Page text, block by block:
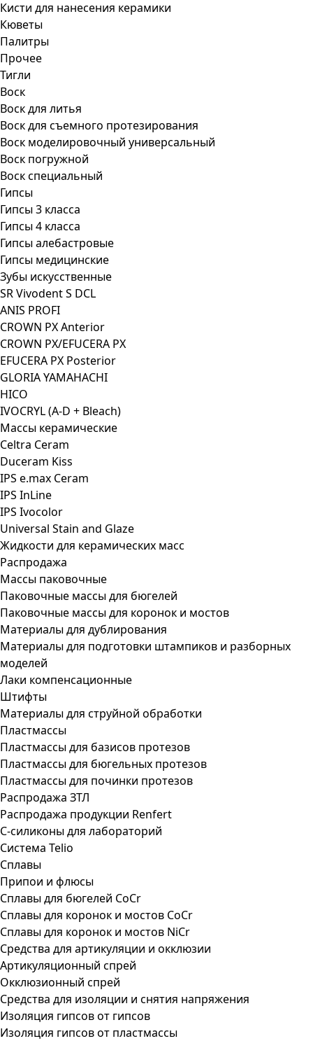
Кисти для нанесения керамики
Кюветы
Палитры
Прочее
Тигли
Воск
Воск для литья
Воск для съемного протезирования
Воск моделировочный универсальный
Воск погружной
Воск специальный
Гипсы
Гипсы 3 класса
Гипсы 4 класса
Гипсы алебастровые
Гипсы медицинские
Зубы искусственные
SR Vivodent S DCL
ANIS PROFI
CROWN PX Anterior
CROWN PX/EFUCERA PX
EFUCERA PX Posterior
GLORIA YAMAHACHI
HICO
IVOCRYL (A-D + Bleach)
Массы керамические
Celtra Ceram
Duceram Kiss
IPS e.max Ceram
IPS InLine
IPS Ivocolor
Universal Stain and Glaze
Жидкости для керамических масс
Распродажа
Массы паковочные
Паковочные массы для бюгелей
Паковочные массы для коронок и мостов
Материалы для дублирования
Материалы для подготовки штампиков и разборных
моделей
Лаки компенсационные
Штифты
Материалы для струйной обработки
Пластмассы
Пластмассы для базисов протезов
Пластмассы для бюгельных протезов
Пластмассы для починки протезов
Распродажа ЗТЛ
Распродажа продукции Renfert
С-силиконы для лабораторий
Система Telio
Сплавы
Припои и флюсы
Сплавы для бюгелей CoCr
Сплавы для коронок и мостов CoCr
Сплавы для коронок и мостов NiCr
Средства для артикуляции и окклюзии
Артикуляционный спрей
Окклюзионный спрей
Средства для изоляции и снятия напряжения
Изоляция гипсов от гипсов
Изоляция гипсов от пластмассы